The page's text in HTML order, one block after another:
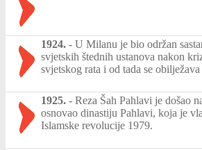
1924. - U Milanu je bio održan
svjetskih štednih ustanova nakon
svjetskog rata i od tada se
1925. - Reza Šah Pahlavi je došao
osnovao dinastiju Pahlavi, koja je
Islamske revolucije 1979.